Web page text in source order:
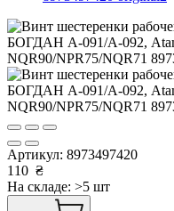
Артикул: 8973497420
110 ₴
На складе: >5 шт